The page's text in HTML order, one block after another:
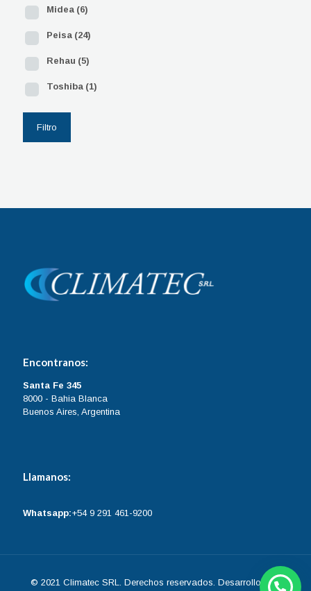
Midea (6)
Peisa (24)
Rehau (5)
Toshiba (1)
Filtro
Encontranos:
Santa Fe 345
8000 - Bahia Blanca
Buenos Aires, Argentina
Llamanos:
Whatsapp:+54 9 291 461-9200
© 2021 Climatec SRL. Derechos reservados. Desarrollo web